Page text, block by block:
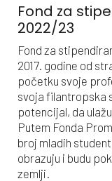
Fond za
2022/23
Fond za
2017. godine od
početku svoje
svoja filantropska
potencijal, da
Putem Fonda
broj mladih
obrazuju i budu
zemlji.